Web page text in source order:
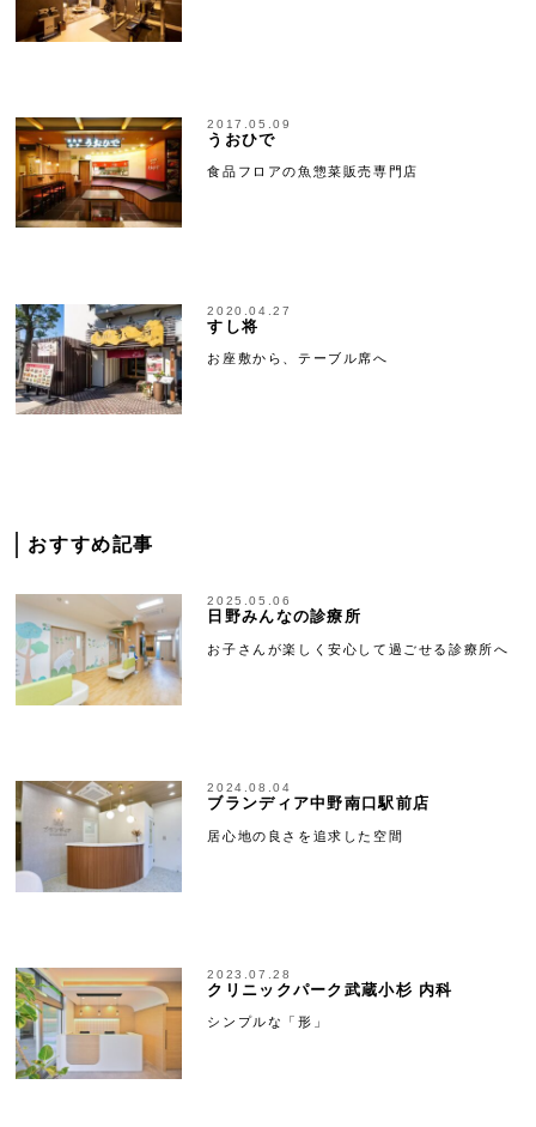
2017.05.09
うおひで
食品フロアの魚惣菜販売専門店
2020.04.27
すし将
お座敷から、テーブル席へ
おすすめ記事
2025.05.06
日野みんなの診療所
お子さんが楽しく安心して過ごせる診療所へ
2024.08.04
ブランディア中野南口駅前店
居心地の良さを追求した空間
2023.07.28
クリニックパーク武蔵小杉 内科
シンプルな「形」